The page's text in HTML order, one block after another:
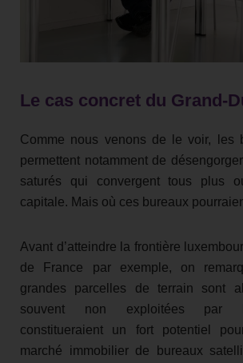
Le cas concret du Grand-
Comme nous venons de le voir, les
permettent notamment de
saturés qui convergent tous plus
capitale. Mais où ces bureaux
Avant d’atteindre la frontière
de France par exemple, on
grandes parcelles de terrain sont
souvent non exploitées par
constitueraient un fort potentiel
marché immobilier de bureaux